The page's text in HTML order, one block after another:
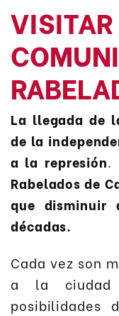
La llegada de
de la
a la represión.
Rabelados de
que
décadas.
Cada vez son
a la ciudad
posibilidades